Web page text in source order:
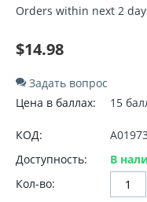
Orders within next 2
$14.98
Задать вопрос
Цена в баллах:
15
КОД:
Доступность:
В
Кол-во: